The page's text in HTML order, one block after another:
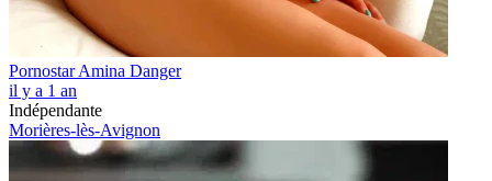
Pornostar Amina Danger
il y a 1 an
Indépendante
Morières-lès-Avignon